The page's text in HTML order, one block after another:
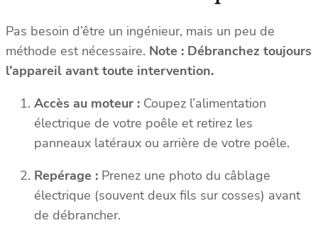
Pas besoin d’être un ingénieur, mais un peu de
méthode est nécessaire. Note : Débranchez toujours
l’appareil avant toute intervention.
Accès au moteur : Coupez l’alimentation
électrique de votre poêle et retirez les
panneaux latéraux ou arrière de votre poêle.
Repérage : Prenez une photo du câblage
électrique (souvent deux fils sur cosses) avant
de débrancher.